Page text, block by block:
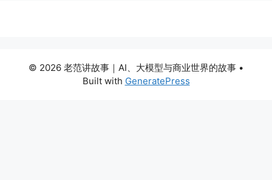
© 2026 老范讲故事｜AI、大模型与商业世界的故事 •
Built with GeneratePress